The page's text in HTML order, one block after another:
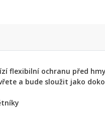
flexibilní ochranu před
a bude sloužit jako